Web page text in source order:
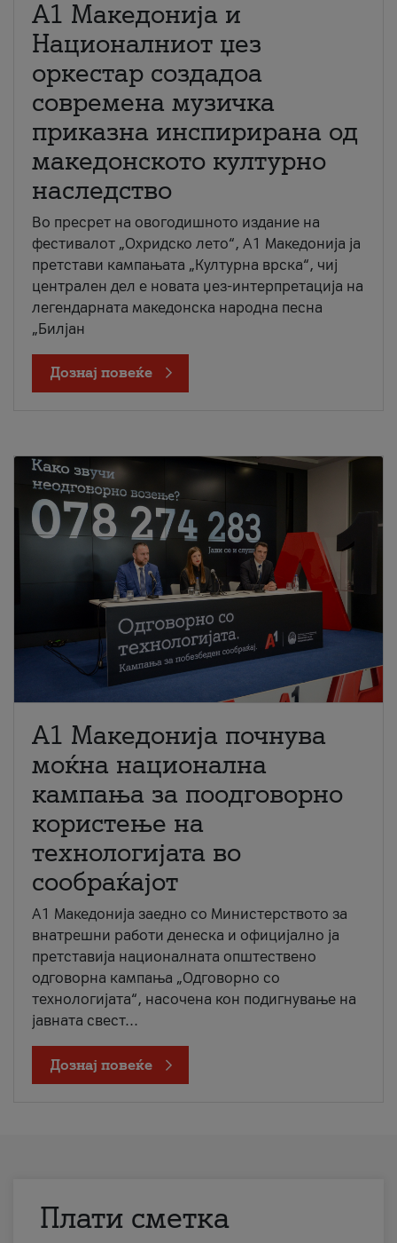
А1 Македонија и
Националниот џез
оркестар создадоа
современа музичка
приказна инспирирана од
македонското културно
наследство
Во пресрет на овогодишното издание на
фестивалот „Охридско лето“, А1 Македонија ја
претстави кампањата „Културна врска“, чиј
централен дел е новата џез-интерпретација на
легендарната македонска народна песна
„Билјан
Дознај повеќе
A1 Македонија почнува
моќна национална
кампања за поодговорно
користење на
технологијата во
сообраќајот
A1 Македонија заедно со Министерството за
внатрешни работи денеска и официјално ја
претставија националната општествено
одговорна кампања „Одговорно со
технологијата“, насочена кон подигнување на
јавната свест...
Дознај повеќе
Плати сметка